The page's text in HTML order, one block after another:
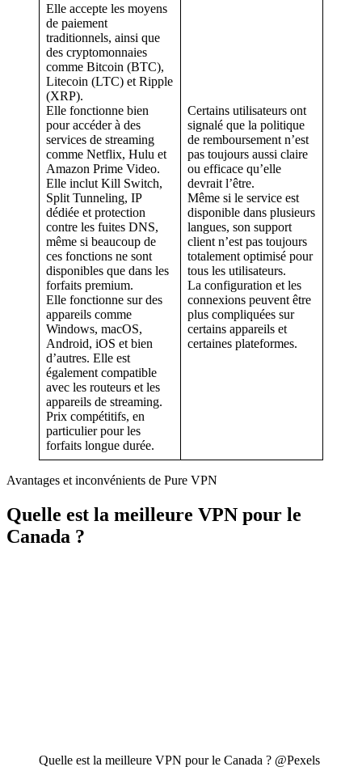
Elle accepte les moyens
de paiement
traditionnels, ainsi que
des cryptomonnaies
comme Bitcoin (BTC),
Litecoin (LTC) et Ripple
(XRP).
Elle fonctionne bien
pour accéder à des
services de streaming
comme Netflix, Hulu et
Amazon Prime Video.
Elle inclut Kill Switch,
Split Tunneling, IP
dédiée et protection
contre les fuites DNS,
même si beaucoup de
ces fonctions ne sont
disponibles que dans les
forfaits premium.
Elle fonctionne sur des
appareils comme
Windows, macOS,
Android, iOS et bien
d’autres. Elle est
également compatible
avec les routeurs et les
appareils de streaming.
Prix compétitifs, en
particulier pour les
forfaits longue durée.
Certains utilisateurs ont
signalé que la politique
de remboursement n’est
pas toujours aussi claire
ou efficace qu’elle
devrait l’être.
Même si le service est
disponible dans plusieurs
langues, son support
client n’est pas toujours
totalement optimisé pour
tous les utilisateurs.
La configuration et les
connexions peuvent être
plus compliquées sur
certains appareils et
certaines plateformes.
Avantages et inconvénients de Pure VPN
Quelle est la meilleure VPN pour le
Canada ?
Quelle est la meilleure VPN pour le Canada ? @Pexels